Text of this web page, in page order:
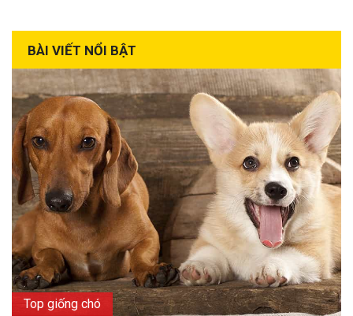
BÀI VIẾT NỔI BẬT
Top giống chó